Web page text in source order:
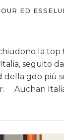
ED
la top
seguito
della gdo più
Auchan